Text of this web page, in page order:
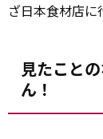
ざ日本食材店に
見たこと
ん！